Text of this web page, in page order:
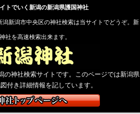
トでいく新潟の新潟県護国神社
新潟市中央区の神社検索は当サイトでどうぞ。新
社を高速検索出来ます。
の神社検索サイトです。このページでは新潟県
付き詳細情報を記しています。